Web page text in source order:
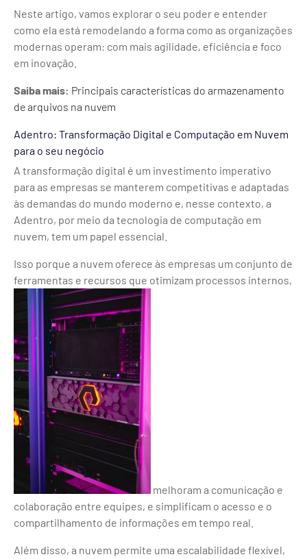
Neste artigo, vamos explorar o seu poder e entender
como ela está remodelando a forma como as organizações
modernas operam: com mais agilidade, eficiência e foco
em inovação.
Saiba mais: Principais características do armazenamento
de arquivos na nuvem
Adentro: Transformação Digital e Computação em Nuvem
para o seu negócio
A transformação digital é um investimento imperativo
para as empresas se manterem competitivas e adaptadas
às demandas do mundo moderno e, nesse contexto, a
Adentro, por meio da tecnologia de computação em
nuvem, tem um papel essencial.
Isso porque a nuvem oferece às empresas um conjunto de
ferramentas e recursos que otimizam processos internos,
melhoram a comunicação e
colaboração entre equipes, e simplificam o acesso e o
compartilhamento de informações em tempo real.
Além disso, a nuvem permite uma escalabilidade flexível,